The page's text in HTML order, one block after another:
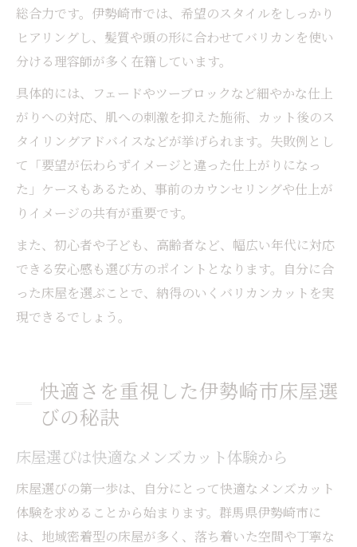
総合力です。伊勢崎市では、希望のスタイルをしっかり
ヒアリングし、髪質や頭の形に合わせてバリカンを使い
分ける理容師が多く在籍しています。
具体的には、フェードやツーブロックなど細やかな仕上
がりへの対応、肌への刺激を抑えた施術、カット後のス
タイリングアドバイスなどが挙げられます。失敗例とし
て「要望が伝わらずイメージと違った仕上がりになっ
た」ケースもあるため、事前のカウンセリングや仕上が
りイメージの共有が重要です。
また、初心者や子ども、高齢者など、幅広い年代に対応
できる安心感も選び方のポイントとなります。自分に合
った床屋を選ぶことで、納得のいくバリカンカットを実
現できるでしょう。
快適さを重視した伊勢崎市床屋選
びの秘訣
床屋選びは快適なメンズカット体験から
床屋選びの第一歩は、自分にとって快適なメンズカット
体験を求めることから始まります。群馬県伊勢崎市に
は、地域密着型の床屋が多く、落ち着いた空間や丁寧な